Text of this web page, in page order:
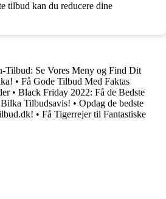
tilbud kan du reducere dine
Tilbud: Se Vores Meny og Find Dit
• Få Gode Tilbud Med Faktas
• Black Friday 2022: Få de Bedste
Tilbudsavis! • Opdag de bedste
• Få Tigerrejer til Fantastiske